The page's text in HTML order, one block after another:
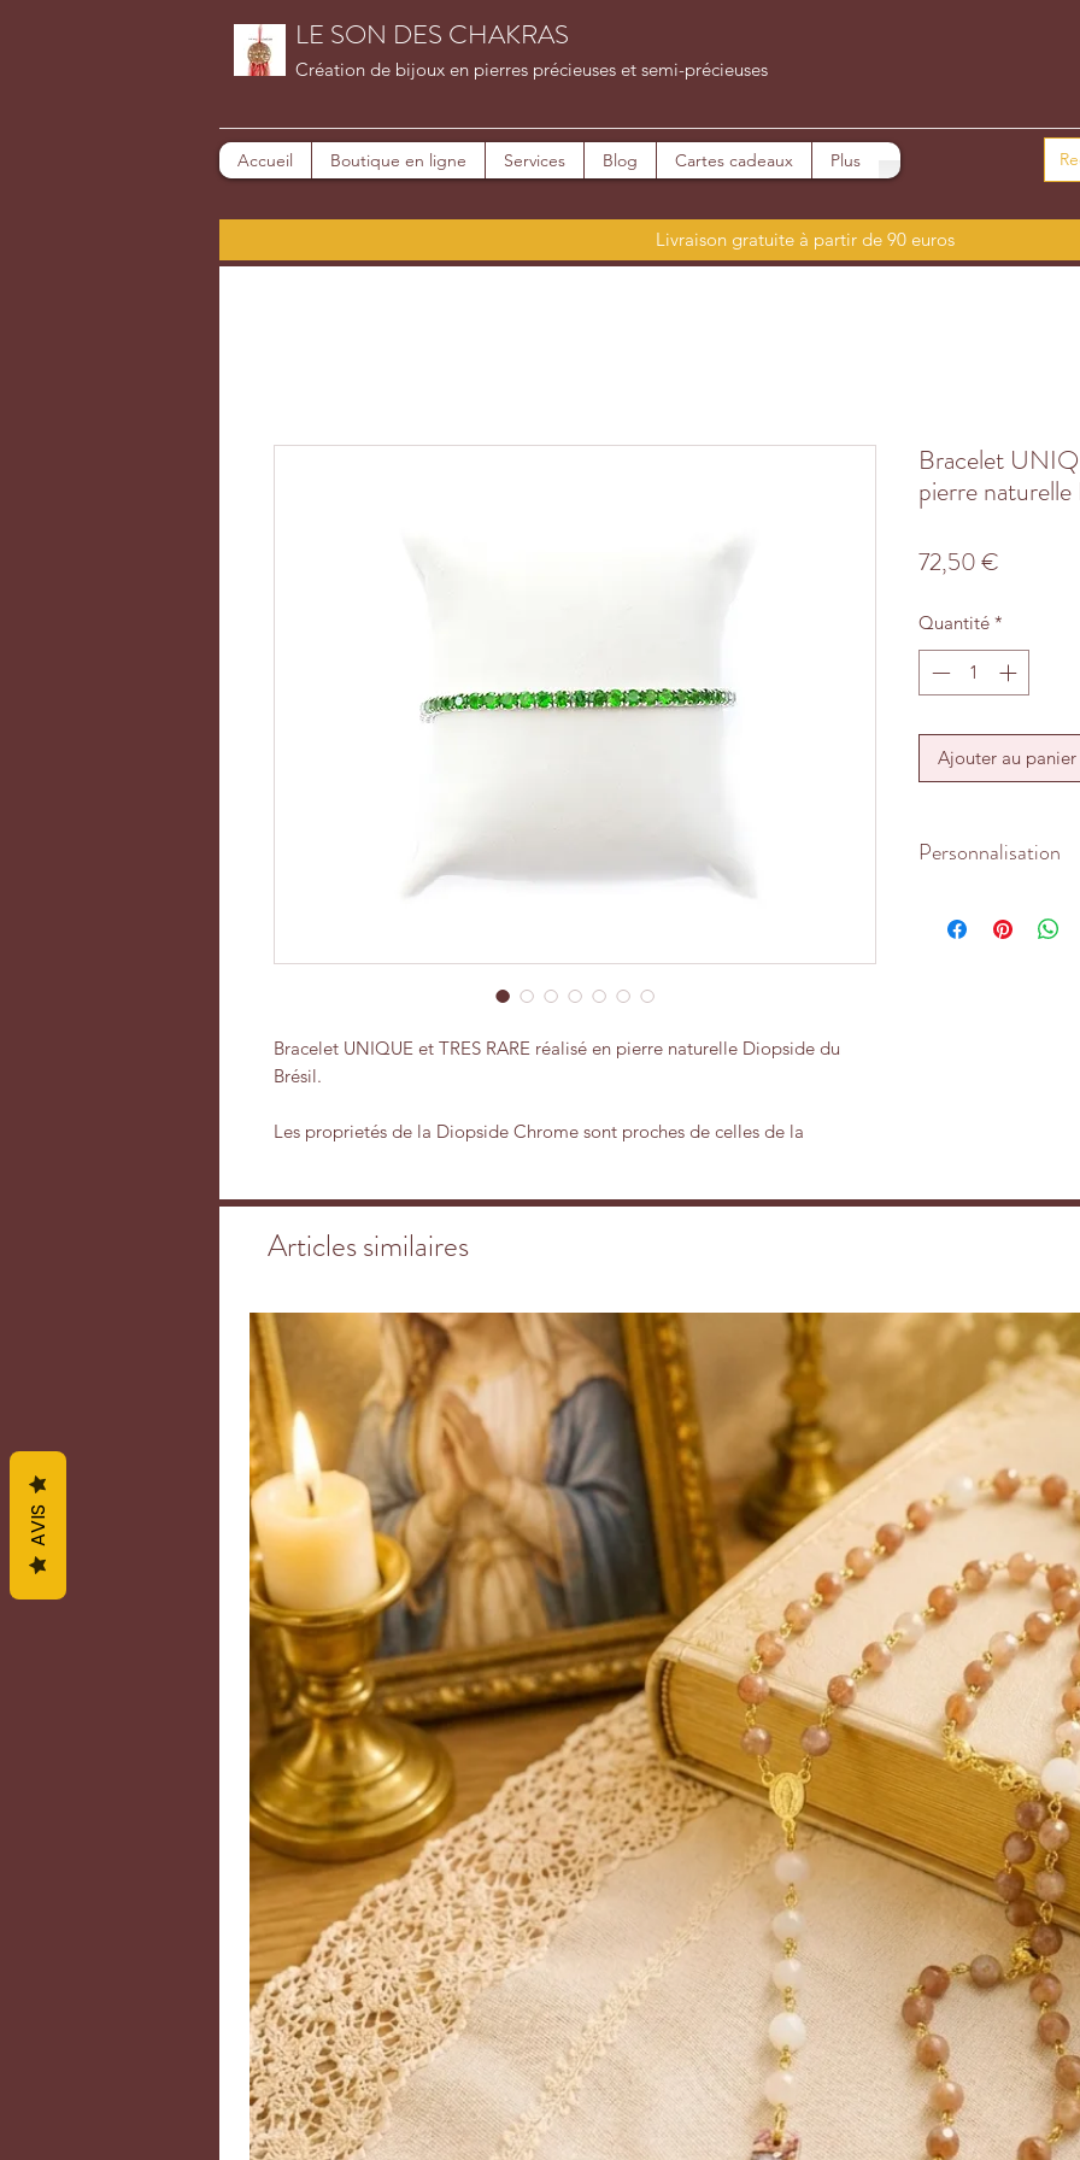
LE SON DES CHAKRAS
Création de bijoux en pierres précieuses et semi-précieuses
Accueil Boutique en ligne Services Blog Cartes cadeaux Plus
Livraison gratuite à partir de 90 euros
Bracelet UNIQUE et TRES RARE réalisé en pierre naturelle Diopside du
Brésil.
Les proprietés de la Diopside Chrome sont proches de celles de la
apporte à la prévention et à la guérison des maladies.
Très efficace pour réguler les troubles du métabolisme, la Diopside
blancs, triglycérides, cholestérol, gamma GT, sels minéraux). Pierre
intéressante pour ses qualités de recalcification, notamment lors de
fractures osseuses. La Diopside Chrome contribue à lutter contre les effets
du diabète en brûlant les sucres excédentaires. Elle régule la coagulation
du sang aidant ainsi les personnes hémophiles, ceux qui se blessent
régulièrement, qui ont tendance à avoir des bleus facilement. Elle aide les
enfants à avoir des dents fortes et saines, stimule les reins et équilibre la
production hormonale.
La Diopside Chrome compense les chocs affectifs grâce à une activation de
l’intelligence et des facultés d’analyse du sujet. Elle estompe les
traumatismes liés à l’enfance. Elle enracine dans le moment présent en
permettant d’évacuer les mauvais souvenirs, les chagrins et les tristesses du
passé. Elle permet de développer ses capacités intuitives et d’acquérir
progressivement des dons divinatoires. De ce point de vue, la diopside
aide aussi à la prise de décision lors d’embarras conflictuels dus à plusieurs
choix possibles. La Diopside aide à se réconcilier avec les personnes qu'on
a blessé en nous poussant, si nécessaire, à faire le premier pas.
Elle augmente la compassion et permet d'ouvrir son cœur à la souffrance
d'autrui.
Dans les temps anciens, certaines personnes pensaient que la diopside était
tombé de l’arbre de vie. Ils considéraient donc qu’il était important
d’enterrer les morts avec cette pierre pour assurer le renouvellement de la
vie. Dans certaines cultures, la diopside verte est associé à la paix et la
tranquillité. On conseillait de se le poser sur le front avant de dormir pour
assurer des rêves agréables.
Dimensions des pierres : 3mm (30 pièces).
Chaîne en argent 925.
La couleur peut varier en fonction de la lumière.
En cas de rupture de stock, n'hésitez pas à me contacter.
Bracelet
pierre
72,50 €
Quantité *
Ajouter au panier
Personnalisation
16-19 cm.
Articles similaires
AVIS